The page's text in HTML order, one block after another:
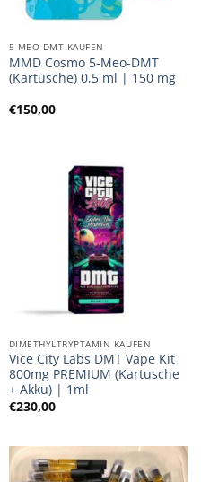
5 MEO DMT KAUFEN
MMD Cosmo 5-Meo-DMT
(Kartusche) 0,5 ml | 150 mg
€150,00
DIMETHYLTRYPTAMIN KAUFEN
Vice City Labs DMT Vape Kit
800mg PREMIUM (Kartusche
+ Akku) | 1ml
€230,00